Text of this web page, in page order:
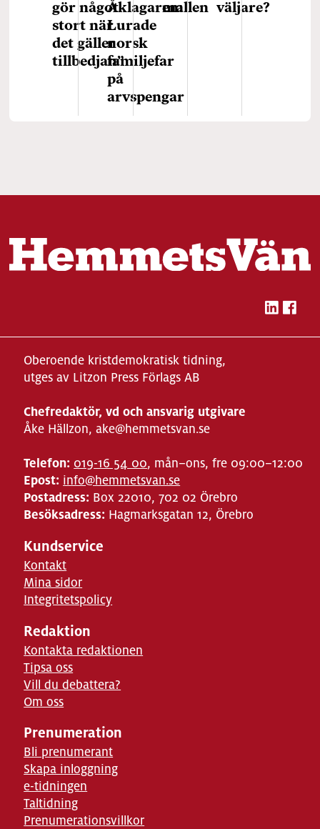
gör något
stort när
det gäller
tillbedjan”
Åklagaren:
Lurade
norsk
familjefar
på
arvspengar
mallen väljare?
Oberoende kristdemokratisk tidning,
utges av Litzon Press Förlags AB
Chefredaktör, vd och ansvarig utgivare
Åke Hällzon, ake@hemmetsvan.se
Telefon: 019-16 54 00, mån–ons, fre 09:00–12:00
Epost: info@hemmetsvan.se
Postadress: Box 22010, 702 02 Örebro
Besöksadress: Hagmarksgatan 12, Örebro
Kundservice
Kontakt
Mina sidor
Integritetspolicy
Redaktion
Kontakta redaktionen
Tipsa oss
Vill du debattera?
Om oss
Prenumeration
Bli prenumerant
Skapa inloggning
e-tidningen
Taltidning
Prenumerationsvillkor